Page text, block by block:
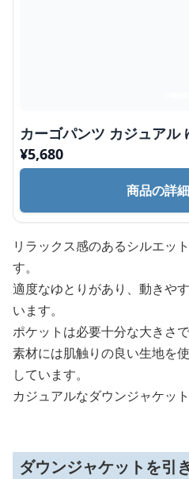
カーゴパンツ カ
¥5,680
商品の詳
リラックス感のあるシルエッ
す。
適度なゆとりがあり、動きや
います。
ポケットは必要十分な大きさで
素材には肌触りの良い生地を
しています。
カジュアルなダウンジャケッ
ダウンジャケットを引